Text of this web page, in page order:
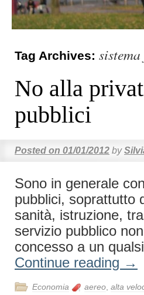
Tag Archives:
No alla
pubblici
Posted on 01/01/2012 by
Sono in generale
pubblici, soprattutto
sanità, istruzione,
servizio pubblico
concesso a un
Continue reading →
Economia aereo alta